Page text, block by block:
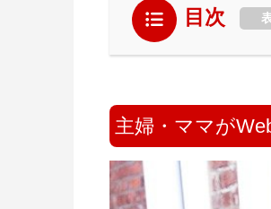
目次
主婦・ママが